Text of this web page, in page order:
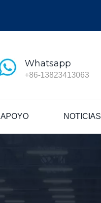
Whatsapp
+86-13823413063
APOYO NOTICIAS